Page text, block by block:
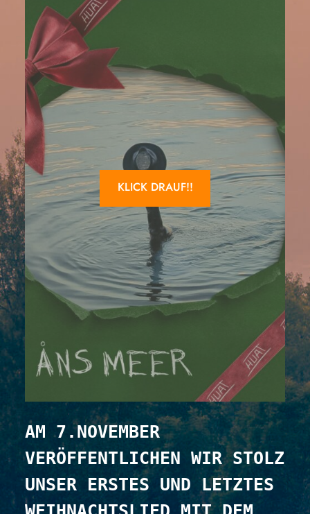
KLICK DRAUF!!
AM 7.NOVEMBER
VERÖFFENTLICHEN WIR STOLZ
UNSER ERSTES UND LETZTES